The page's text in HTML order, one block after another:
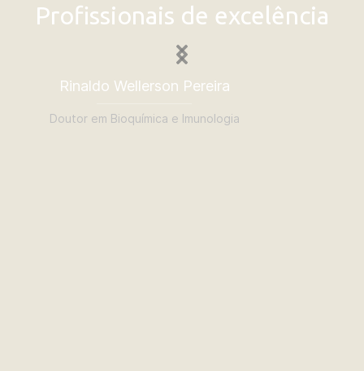
Profissionais de excelência
Rinaldo Wellerson Pereira
Doutor em Bioquímica e Imunologia